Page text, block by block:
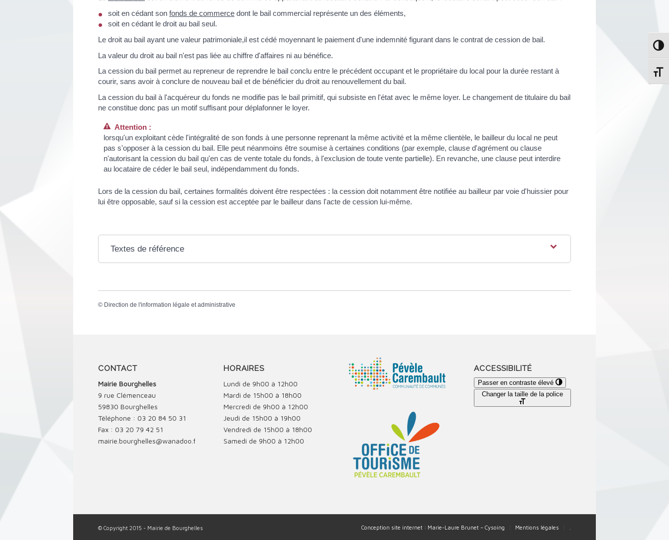
soit en cédant son fonds de commerce dont le bail commercial représente un des éléments,
soit en cédant le droit au bail seul.
Le droit au bail ayant une valeur patrimoniale,il est cédé moyennant le paiement d'une indemnité figurant dans le contrat de cession de bail.
La valeur du droit au bail n'est pas liée au chiffre d'affaires ni au bénéfice.
La cession du bail permet au repreneur de reprendre le bail conclu entre le précédent occupant et le propriétaire du local pour la durée restant à
courir, sans avoir à conclure de nouveau bail et de bénéficier du droit au renouvellement du bail.
La cession du bail à l'acquéreur du fonds ne modifie pas le bail primitif, qui subsiste en l'état avec le même loyer. Le changement de titulaire du bail
ne constitue donc pas un motif suffisant pour déplafonner le loyer.
Attention :
lorsqu'un exploitant cède l'intégralité de son fonds à une personne reprenant la même activité et la même clientèle, le bailleur du local ne peut
pas s'opposer à la cession du bail. Elle peut néanmoins être soumise à certaines conditions (par exemple, clause d'agrément ou clause
n'autorisant la cession du bail qu'en cas de vente totale du fonds, à l'exclusion de toute vente partielle). En revanche, une clause peut interdire
au locataire de céder le bail seul, indépendamment du fonds.
Lors de la cession du bail, certaines formalités doivent être respectées : la cession doit notamment être notifiée au bailleur par voie d'huissier pour
lui être opposable, sauf si la cession est acceptée par le bailleur dans l'acte de cession lui-même.
Textes de référence
© Direction de l'information légale et administrative
CONTACT
Mairie Bourghelles
9 rue Clémenceau
59830 Bourghelles
Téléphone : 03 20 84 50 31
Fax : 03 20 79 42 51
mairie.bourghelles@wanadoo.fr
HORAIRES
Lundi de 9h00 à 12h00
Mardi de 15h00 à 18h00
Mercredi de 9h00 à 12h00
Jeudi de 15h00 à 19h00
Vendredi de 15h00 à 18h00
Samedi de 9h00 à 12h00
ACCESSIBILITÉ
Passer en contraste élevé
Changer la taille de la police
© Copyright 2015 - Mairie de Bourghelles Conception site internet : Marie-Laure Brunet – Cysoing Mentions légales